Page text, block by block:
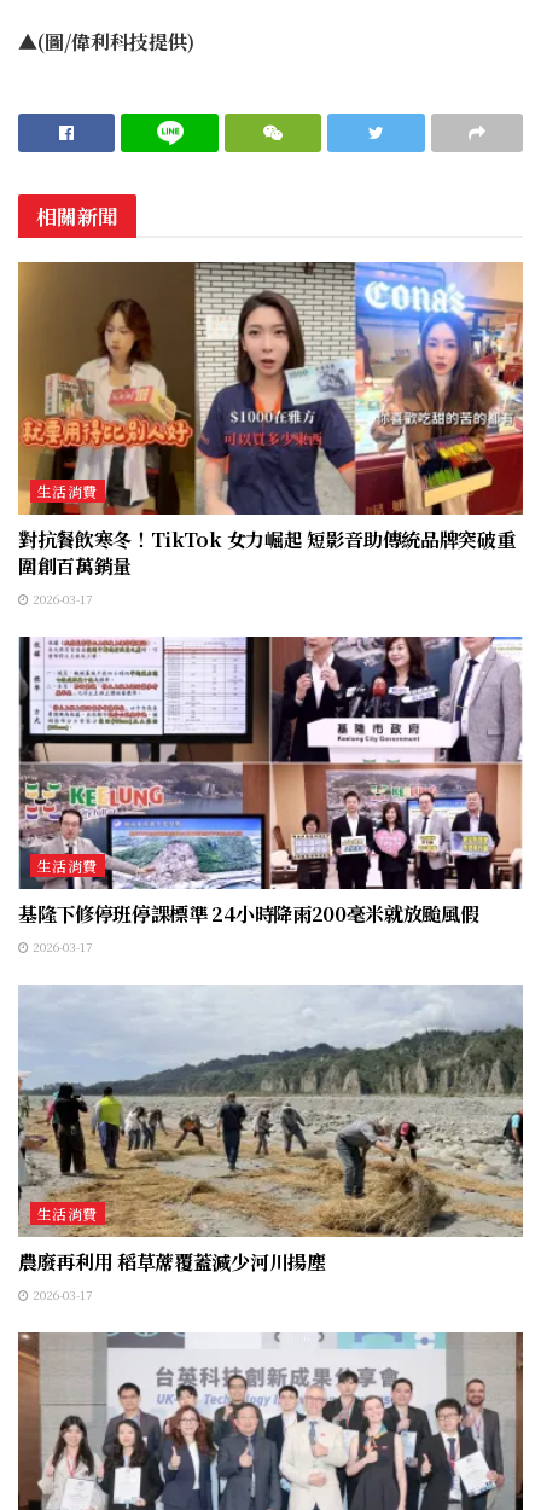
▲(圖/偉利科技提供)
相關新聞
生活消費
對抗餐飲寒冬！TikTok 女力崛起 短影音助傳統品牌突破重
圍創百萬銷量
2026-03-17
生活消費
基隆下修停班停課標準 24小時降雨200毫米就放颱風假
2026-03-17
生活消費
農廢再利用 稻草蓆覆蓋減少河川揚塵
2026-03-17